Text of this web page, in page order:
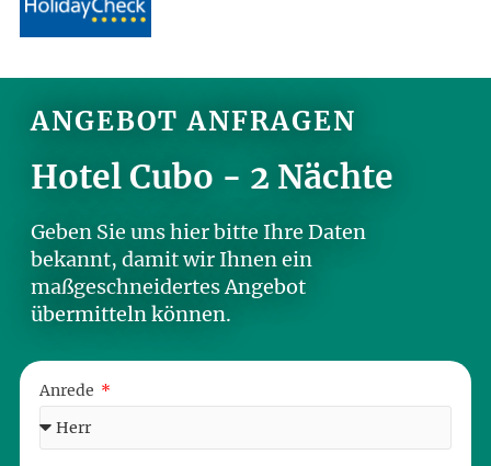
ANGEBOT ANFRAGEN
Hotel Cubo - 2 Nächte
Geben Sie uns hier bitte Ihre Daten
bekannt, damit wir Ihnen ein
maßgeschneidertes Angebot
übermitteln können.
Anrede